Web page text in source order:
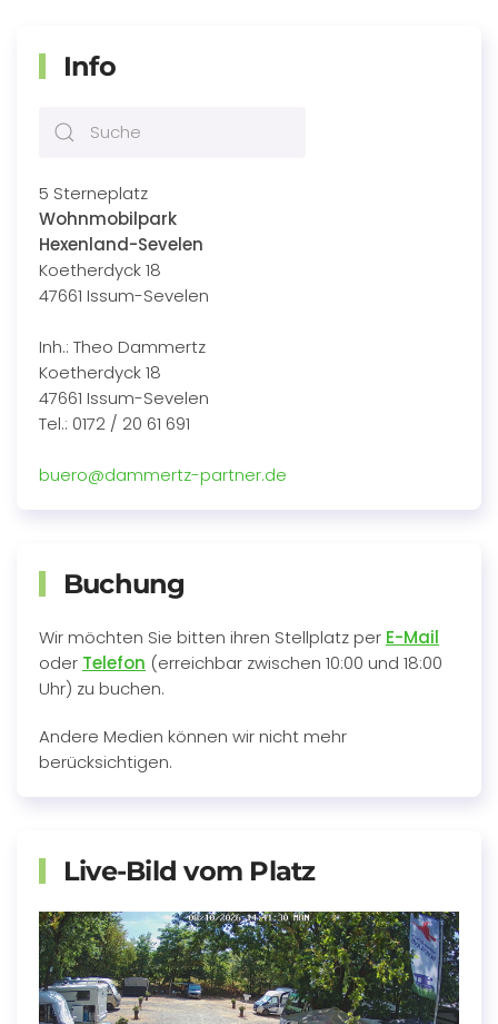
Info
5 Sterneplatz
Wohnmobilpark
Hexenland-Sevelen
Koetherdyck 18
47661 Issum-Sevelen
Inh.: Theo Dammertz
Koetherdyck 18
47661 Issum-Sevelen
Tel.: 0172 / 20 61 691
buero@dammertz-partner.de
Buchung
Wir möchten Sie bitten ihren Stellplatz per E-Mail
oder Telefon (erreichbar zwischen 10:00 und 18:00
Uhr) zu buchen.
Andere Medien können wir nicht mehr
berücksichtigen.
Live-Bild vom Platz